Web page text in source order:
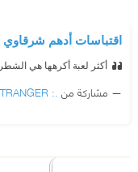
اقتباسات أدهم شرقاوي
أكثر لعبة أكرهها هي
مشاركة من .: THE STRANGER :.